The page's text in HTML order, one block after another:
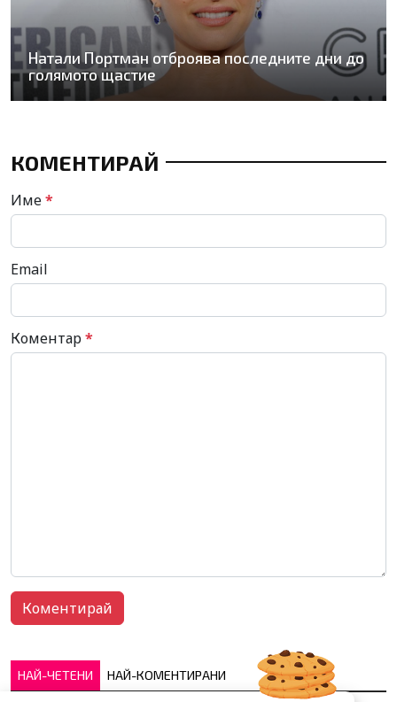
Натали Портман отброява последните дни до
голямото щастие
КОМЕНТИРАЙ
Име*
Email
Коментар*
НАЙ-ЧЕТЕНИ НАЙ-КОМЕНТИРАНИ